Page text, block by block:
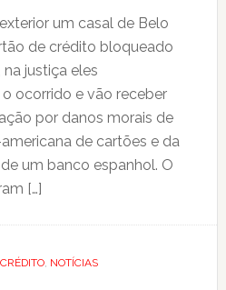
um casal de Belo
de crédito bloqueado
justiça eles
ocorrido e vão receber
por danos morais de
de cartões e da
um banco espanhol. O
[…]
, NOTÍCIAS